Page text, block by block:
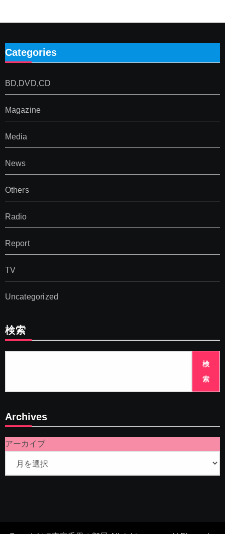
Categories
BD,DVD,CD
Magazine
Media
News
Others
Radio
Report
TV
Uncategorized
検索
検
索
Archives
アーカイブ